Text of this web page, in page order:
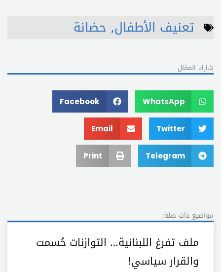
تعنيف الأطفال, حضانة
شارك المقال
WhatsApp
Facebook
Twitter
Email
Telegram
Print
مواضيع ذات صلة:
ملف تفرغ اللبنانية… التوازنات حُسمت
والقرار سياسي!